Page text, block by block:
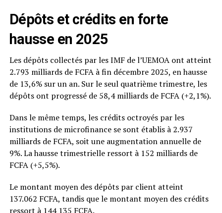
Dépôts et crédits en forte
hausse en 2025
Les dépôts collectés par les IMF de l’UEMOA ont atteint
2.793 milliards de FCFA à fin décembre 2025, en hausse
de 13,6% sur un an. Sur le seul quatrième trimestre, les
dépôts ont progressé de 58,4 milliards de FCFA (+2,1%).
Dans le même temps, les crédits octroyés par les
institutions de microfinance se sont établis à 2.937
milliards de FCFA, soit une augmentation annuelle de
9%. La hausse trimestrielle ressort à 152 milliards de
FCFA (+5,5%).
Le montant moyen des dépôts par client atteint
137.062 FCFA, tandis que le montant moyen des crédits
ressort à 144 135 FCFA.